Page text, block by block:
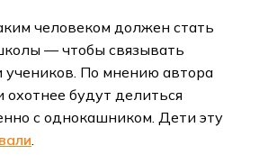
человеком должен стать
— чтобы связывать
По мнению автора
будут делиться
с однокашником. Дети эту